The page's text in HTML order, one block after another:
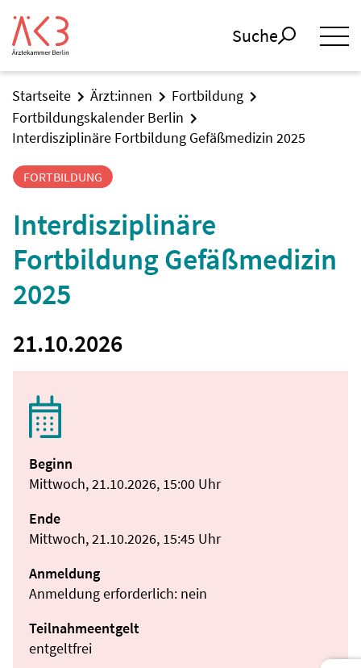
Suche
Startseite Ärzt:innen
Fortbildung
Fortbildungskalender Berlin
Interdisziplinäre Fortbildung Gefäßmedizin 2025
FORTBILDUNG
Interdisziplinäre
Fortbildung Gefäßmedizin
2025
21.10.2026
Beginn
Mittwoch, 21.10.2026, 15:00 Uhr
Ende
Mittwoch, 21.10.2026, 15:45 Uhr
Anmeldung
Anmeldung erforderlich: nein
Teilnahmeentgelt
entgeltfrei